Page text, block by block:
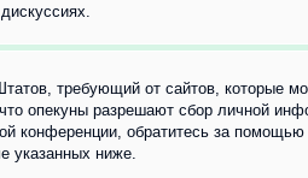
требующий от сайтов, которые
опекуны разрешают сбор личной
конференции, обратитесь за помощью
указанных ниже.